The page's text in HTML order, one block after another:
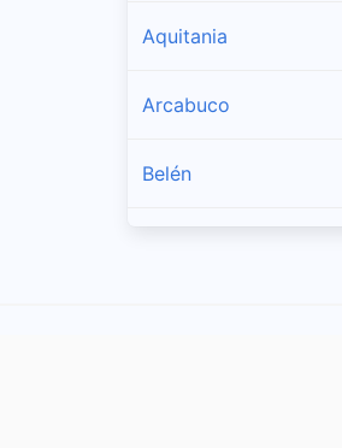
Aquitania
Arcabuco
Belén